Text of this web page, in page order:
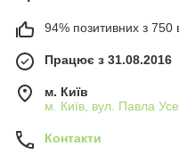
94% позитивних з 750
Працює з 31.08.2016
м. Київ
м. Київ, вул. Павла
Контакти